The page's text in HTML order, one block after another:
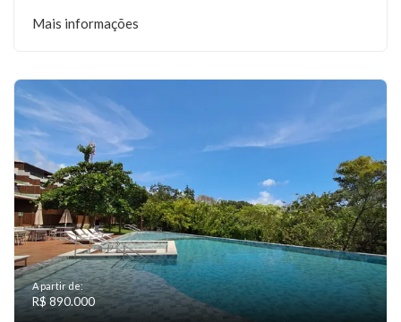
Mais informações
A partir de:
R$ 890.000